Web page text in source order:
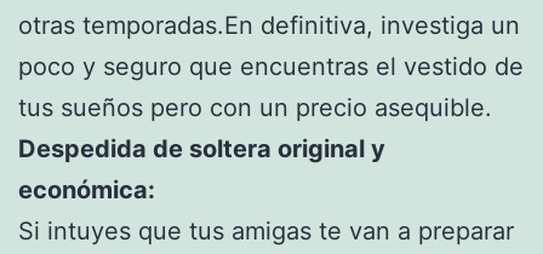
otras temporadas.En definitiva, investiga un
poco y seguro que encuentras el vestido de
tus sueños pero con un precio asequible.
Despedida de soltera original y
económica:
Si intuyes que tus amigas te van a preparar